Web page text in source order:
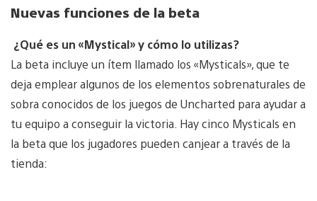
Nuevas funciones de la beta
¿Qué es un «Mystical» y cómo lo utilizas?
La beta incluye un ítem llamado los «Mysticals», que te
deja emplear algunos de los elementos sobrenaturales de
sobra conocidos de los juegos de Uncharted para ayudar a
tu equipo a conseguir la victoria. Hay cinco Mysticals en
la beta que los jugadores pueden canjear a través de la
tienda: